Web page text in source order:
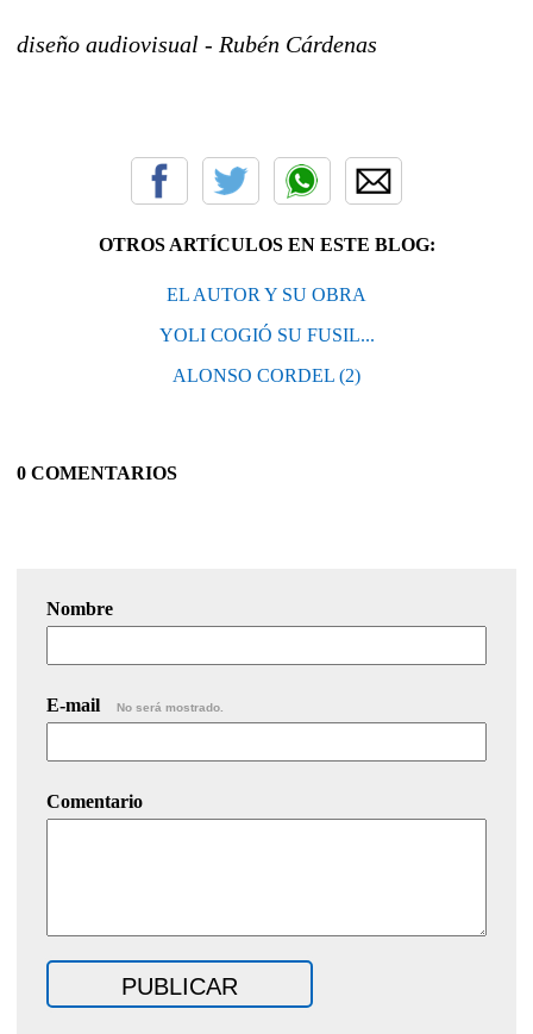
diseño audiovisual - Rubén Cárdenas
OTROS ARTÍCULOS EN ESTE BLOG:
EL AUTOR Y SU OBRA
YOLI COGIÓ SU FUSIL...
ALONSO CORDEL (2)
0 COMENTARIOS
Nombre
E-mail No será mostrado.
Comentario